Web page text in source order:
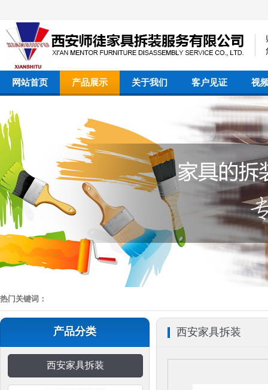
网站首页 产品展示 关于我们 客户见证 视
热门关键词：
产品分类
西安家具拆装
西安家具拆装